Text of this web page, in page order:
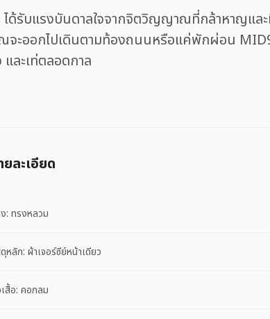
ด้รับแรงบันดาลใจจากจิตวิญญาณที่กล้าหาญแล
จะออกไปเดินตามท้องถนนหรือแค่พักผ่อน
ละเท่ตลอดกาล
ยละเอียด
: ทรงหลวม
หลัก: ผ้าเจอร์ซีย์หน้าเดียว
สื้อ: คอกลม